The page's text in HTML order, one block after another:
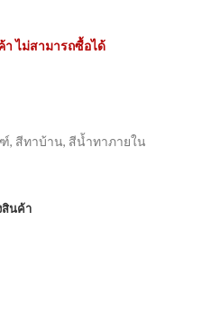
ไม่สามารถซื้อได้
, สีทาบ้าน, สีน้ำทาภายใน
สินค้า